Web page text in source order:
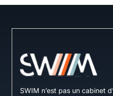
SWIM n’est pas un cabinet